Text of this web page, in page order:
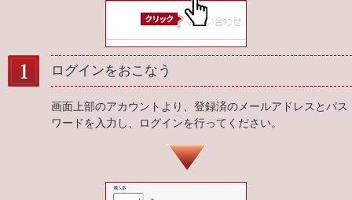
ログインをおこなう
画面上部のアカウントより、登録済のメールアドレスとパス
ワードを入力し、ログインを行ってください。